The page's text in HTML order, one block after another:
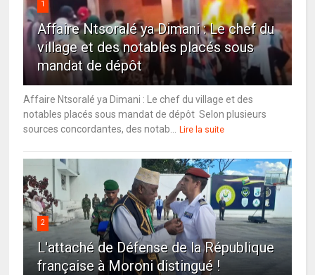
1
Affaire Ntsoralé ya Dimani : Le chef du
village et des notables placés sous
mandat de dépôt
Affaire Ntsoralé ya Dimani : Le chef du village et des
notables placés sous mandat de dépôt Selon plusieurs
sources concordantes, des notab...
Lire la suite
2
L'attaché de Défense de la République
française à Moroni distingué !